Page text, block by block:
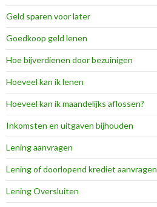
Geld sparen voor later
Goedkoop geld lenen
Hoe bijverdienen door bezuinigen
Hoeveel kan ik lenen
Hoeveel kan ik maandelijks aflossen?
Inkomsten en uitgaven bijhouden
Lening aanvragen
Lening of doorlopend krediet aanvragen
Lening Oversluiten